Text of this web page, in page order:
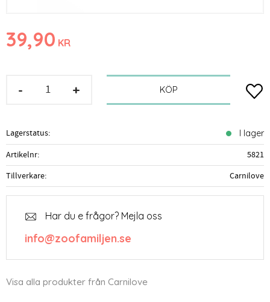
39,90 KR
+
- KÖP
Lagerstatus I lager
Artikelnr
5821
Tillverkare
Carnilove
Har du e frågor? Mejla oss
info@zoofamiljen.se
Visa alla produkter från Carnilove